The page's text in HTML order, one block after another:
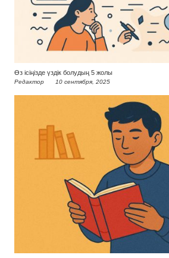
Өз ісіңізде үздік болудың 5 жолы
Редактор 10 сентября, 2025